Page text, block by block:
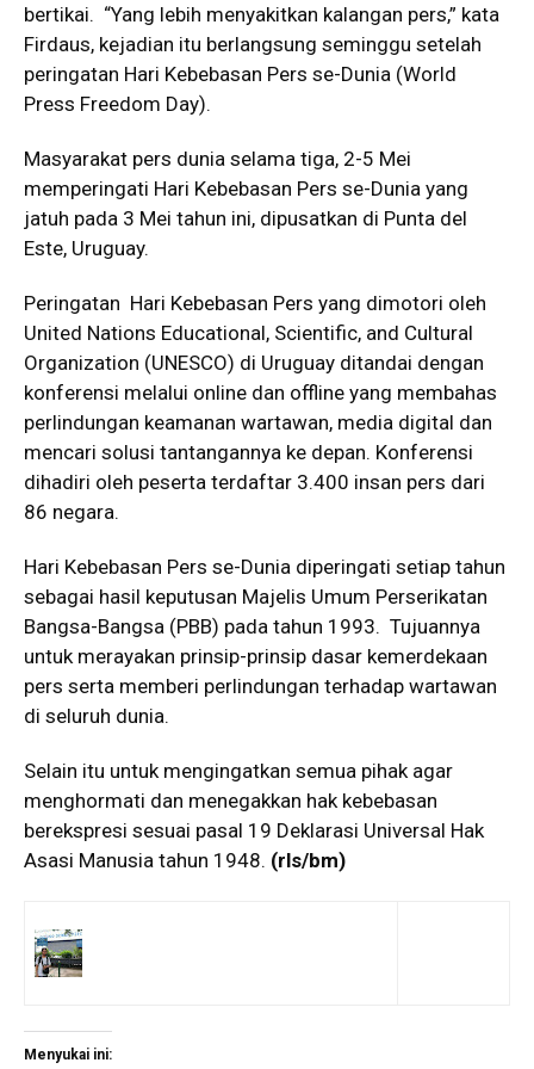
bertikai. “Yang lebih menyakitkan kalangan pers,” kata
Firdaus, kejadian itu berlangsung seminggu setelah
peringatan Hari Kebebasan Pers se-Dunia (World
Press Freedom Day).
Masyarakat pers dunia selama tiga, 2-5 Mei
memperingati Hari Kebebasan Pers se-Dunia yang
jatuh pada 3 Mei tahun ini, dipusatkan di Punta del
Este, Uruguay.
Peringatan Hari Kebebasan Pers yang dimotori oleh
United Nations Educational, Scientific, and Cultural
Organization (UNESCO) di Uruguay ditandai dengan
konferensi melalui online dan offline yang membahas
perlindungan keamanan wartawan, media digital dan
mencari solusi tantangannya ke depan. Konferensi
dihadiri oleh peserta terdaftar 3.400 insan pers dari
86 negara.
Hari Kebebasan Pers se-Dunia diperingati setiap tahun
sebagai hasil keputusan Majelis Umum Perserikatan
Bangsa-Bangsa (PBB) pada tahun 1993. Tujuannya
untuk merayakan prinsip-prinsip dasar kemerdekaan
pers serta memberi perlindungan terhadap wartawan
di seluruh dunia.
Selain itu untuk mengingatkan semua pihak agar
menghormati dan menegakkan hak kebebasan
berekspresi sesuai pasal 19 Deklarasi Universal Hak
Asasi Manusia tahun 1948. (rls/bm)
Menyukai ini: